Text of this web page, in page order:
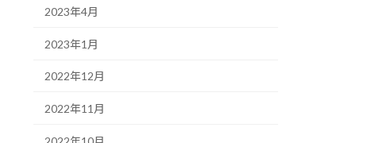
2023年4月
2023年1月
2022年12月
2022年11月